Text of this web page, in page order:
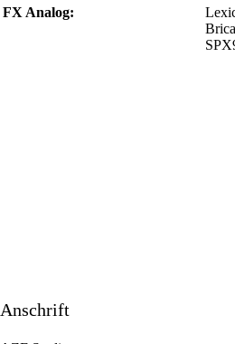
FX Analog:
Anschrift